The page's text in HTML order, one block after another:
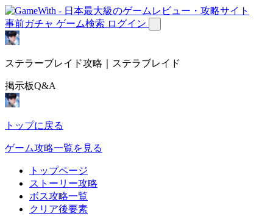
事前ガチャ ゲーム検索 ログイン
ステラーブレイド攻略｜ステラブレイド
掲示板Q&A
トップに戻る
ゲーム攻略一覧を見る
トップページ
ストーリー攻略
ボス攻略一覧
クリア後要素